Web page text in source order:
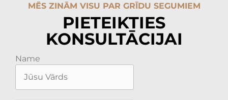
MĒS ZINĀM VISU PAR GRĪDU SEGUMIEM
PIETEIKTIES
KONSULTĀCIJAI
Name